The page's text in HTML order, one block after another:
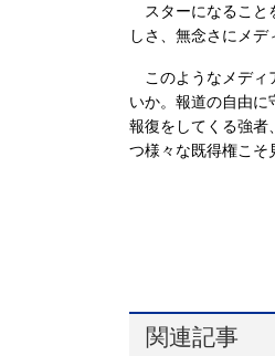
スターになること
しさ、無念さにメデ
このようなメディ
いか。報道の自由に
報復をしてくる強者
つ様々な既得権こそ
関連記事